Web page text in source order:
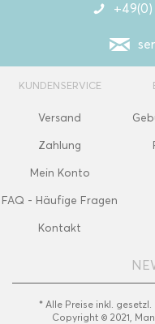
KUNDENSERVICE
Versand
Zahlung
Mein Konto
FAQ - Häufige Fragen
Kontakt
* Alle Preise inkl.
Copyright © 2021,